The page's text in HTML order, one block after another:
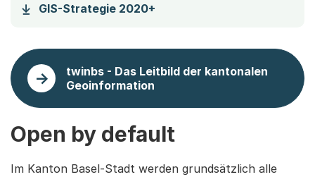
GIS-Strategie 2020+
twinbs - Das Leitbild der kantonalen
Geoinformation
Open by default
Im Kanton Basel-Stadt werden grundsätzlich alle